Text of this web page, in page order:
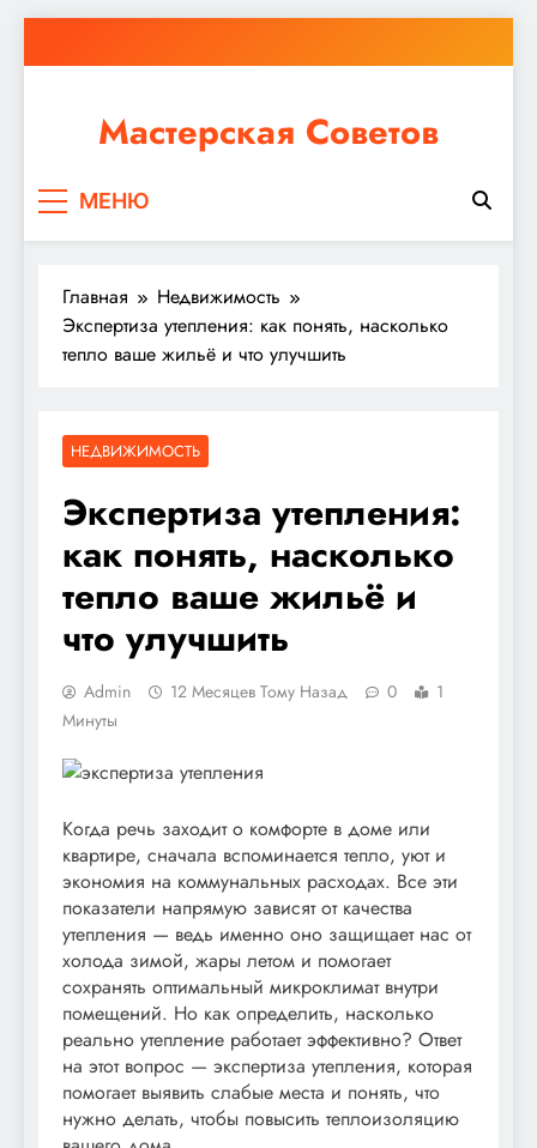
к
Мастерская Советов
ремонт или крупное строительство, в Мастерской
МЕНЮ
Главная
Недвижимость
Экспертиза утепления: как понять, насколько
тепло ваше жильё и что улучшить
НЕДВИЖИМОСТЬ
Экспертиза утепления:
как понять, насколько
тепло ваше жильё и
что улучшить
Admin 12 Месяцев Тому Назад 0
1
Минуты
Когда речь заходит о комфорте в доме или
квартире, сначала вспоминается тепло, уют и
экономия на коммунальных расходах. Все эти
показатели напрямую зависят от качества
утепления — ведь именно оно защищает нас от
холода зимой, жары летом и помогает
сохранять оптимальный микроклимат внутри
помещений. Но как определить, насколько
реально утепление работает эффективно? Ответ
на этот вопрос — экспертиза утепления, которая
помогает выявить слабые места и понять, что
нужно делать, чтобы повысить теплоизоляцию